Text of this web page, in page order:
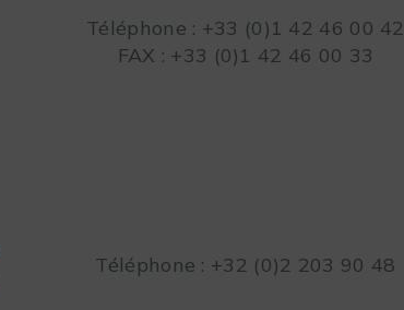
Téléphone : +33 (0)1 42 46 00 42
FAX : +33 (0)1 42 46 00 33
Téléphone : +32 (0)2 203 90 48